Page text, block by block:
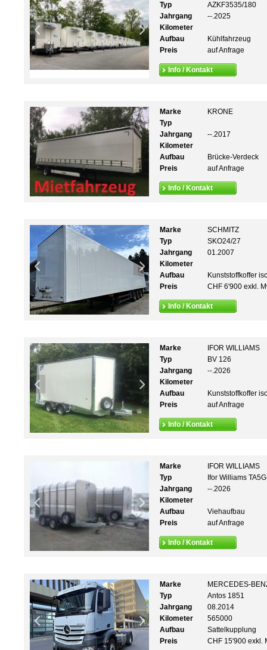
Typ
AZKF3535/180
Jahrgang
--.2025
Kilometer
Aufbau
Kühlfahrzeug
Preis
auf Anfrage
Info / Kontakt
Marke
KRONE
Typ
Jahrgang
--.2017
Kilometer
Aufbau
Brücke-Verdeck
Preis
auf Anfrage
Info / Kontakt
Marke
SCHMITZ
Typ
SKO24/27
Jahrgang
01.2007
Kilometer
Aufbau
Kunststoffkoffer
Preis
CHF 6'900 exkl.
Info / Kontakt
Marke
IFOR WILLIAMS
Typ
BV 126
Jahrgang
--.2026
Kilometer
Aufbau
Kunststoffkoffer
Preis
auf Anfrage
Info / Kontakt
Marke
IFOR WILLIAMS
Typ
Ifor Williams
Jahrgang
--.2026
Kilometer
Aufbau
Viehaufbau
Preis
auf Anfrage
Info / Kontakt
Marke
MERCEDES-
Typ
Antos 1851
Jahrgang
08.2014
Kilometer
565000
Aufbau
Sattelkupplung
Preis
CHF 15'900 exkl.